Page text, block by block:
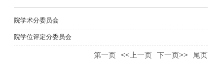
院学术分委员会
院学位评定分委员会
第一页 <<上一页 下一页>> 尾页